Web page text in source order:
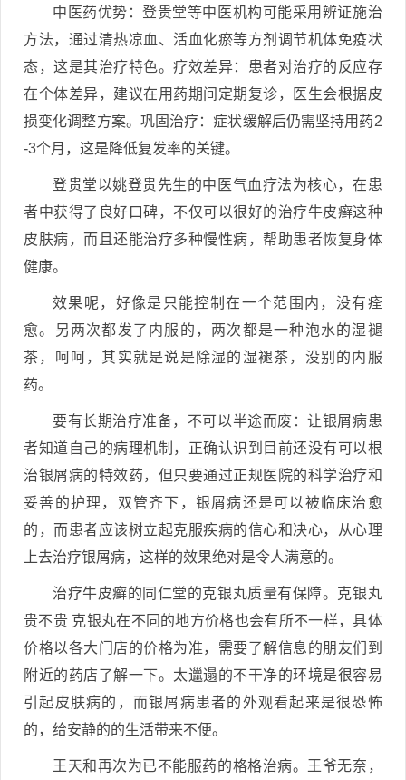
中医药优势：登贵堂等中医机构可能采用辨证施治
方法，通过清热凉血、活血化瘀等方剂调节机体免疫状
态，这是其治疗特色。疗效差异：患者对治疗的反应存
在个体差异，建议在用药期间定期复诊，医生会根据皮
损变化调整方案。巩固治疗：症状缓解后仍需坚持用药2
-3个月，这是降低复发率的关键。
登贵堂以姚登贵先生的中医气血疗法为核心，在患
者中获得了良好口碑，不仅可以很好的治疗牛皮癣这种
皮肤病，而且还能治疗多种慢性病，帮助患者恢复身体
健康。
效果呢，好像是只能控制在一个范围内，没有痊
愈。另两次都发了内服的，两次都是一种泡水的湿褪
茶，呵呵，其实就是说是除湿的湿褪茶，没别的内服
药。
要有长期治疗准备，不可以半途而废：让银屑病患
者知道自己的病理机制，正确认识到目前还没有可以根
治银屑病的特效药，但只要通过正规医院的科学治疗和
妥善的护理，双管齐下，银屑病还是可以被临床治愈
的，而患者应该树立起克服疾病的信心和决心，从心理
上去治疗银屑病，这样的效果绝对是令人满意的。
治疗牛皮癣的同仁堂的克银丸质量有保障。克银丸
贵不贵 克银丸在不同的地方价格也会有所不一样，具体
价格以各大门店的价格为准，需要了解信息的朋友们到
附近的药店了解一下。太邋遢的不干净的环境是很容易
引起皮肤病的，而银屑病患者的外观看起来是很恐怖
的，给安静的的生活带来不便。
王天和再次为已不能服药的格格治病。王爷无奈，